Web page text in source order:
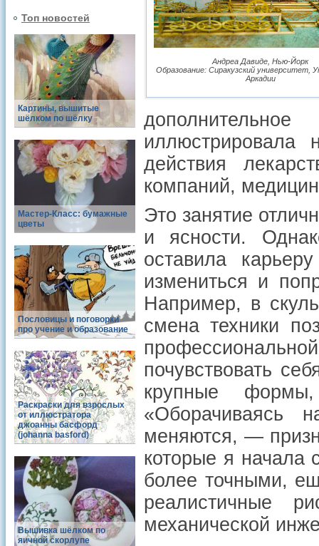
Топ новостей
Картины, вышитые
шёлком по шёлку
Мастер-Класс: бумажные
цветы
Пословицы и поговорки
про учение и образование
Раскраски для взрослых
от иллюстратора
джоанны басфорд
(johanna basford)
Вышивка шёлком по
яичной скорлупе
Андреа Давиде, Нью-Йорк
Образование: Сиракузский университет,
Аркадии
иллюстрировала
действия
компаний,
Это занятие
и ясности.
оставила
измениться и
Например, в
смена техники
почувствовать
крупные
«Оборачиваясь
меняются, —
которые я начала
более точными,
реалистичные
механической